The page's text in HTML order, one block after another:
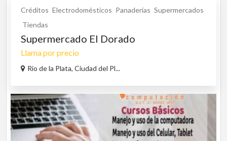
Créditos Electrodomésticos Panaderías Supermercados
Tiendas
Supermercado El Dorado
Llama por precio
Rio de la Plata, Ciudad del Pl...